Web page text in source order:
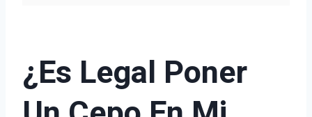
¿Es Legal Poner